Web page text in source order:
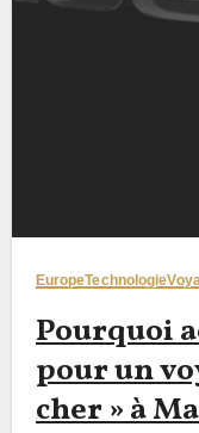
EuropeTechnologie
Pourquoi
pour un
cher » à